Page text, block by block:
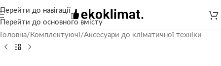
Перейти до навігації
Перейти до основного вмісту
Головна/ Комплектуючі/Аксесуари до кліматичної техніки